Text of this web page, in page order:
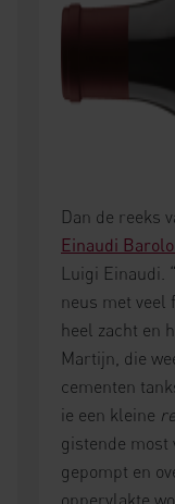
Dan de reeks
Einaudi
Luigi Einaudi.
neus met veel
heel zacht en
Martijn, die
cementen
ie een kleine
gistende most
gepompt en
oppervlakte